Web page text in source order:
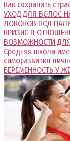
Как сохранить
УХОД ДЛЯ ВОЛОС
ЛОКОНОВ ПОД
КРИЗИС В
ВОЗМОЖНОСТИ
Средняя школа
саморазвития
БЕРЕМЕННОСТЬ У